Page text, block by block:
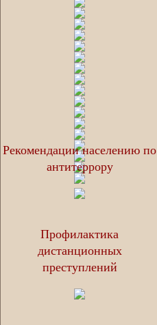
Рекомендации населению по
антитеррору
Профилактика
дистанционных
преступлений